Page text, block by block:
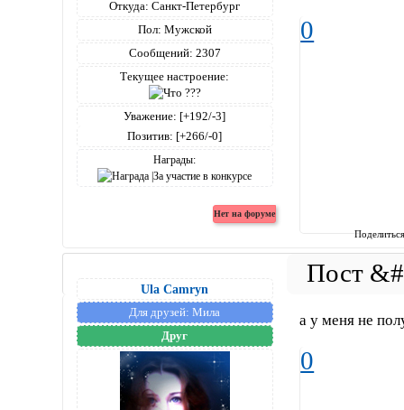
Откуда: Санкт-Петербург
Пол: Мужской
Сообщений: 2307
Текущее настроение:
Уважение: [+192/-3]
Позитив: [+266/-0]
Награды:
0
Ula Camryn
Для друзей: Мила
Друг
а у меня не
0